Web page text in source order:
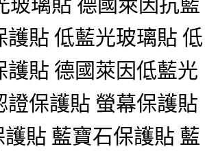
玻璃貼 德國萊因抗藍
護貼 低藍光玻璃貼 低
護貼 德國萊因低藍光
證保護貼 螢幕保護貼
貼 藍寶石保護貼 藍